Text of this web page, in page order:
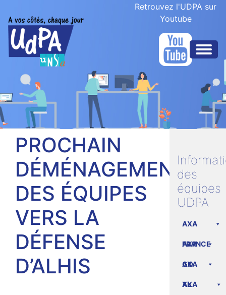
Retrouvez l'UDPA sur
Youtube
PROCHAIN
DÉMÉNAGEMENT
DES ÉQUIPES
VERS LA
DÉFENSE
D’ALHIS
des
équipes
UDPA
AXA
FRANCE
AXA
GO
AXA
XL
AXA